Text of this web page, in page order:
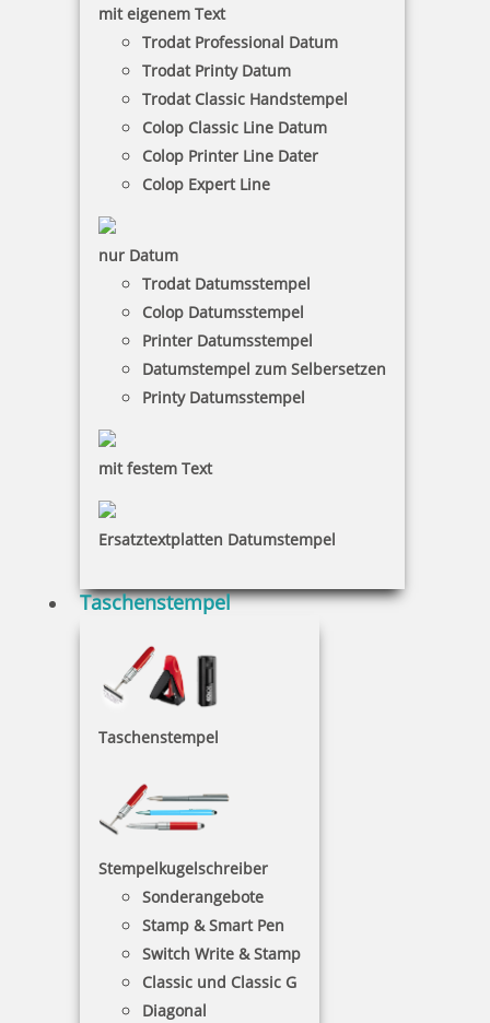
mit eigenem Text
Trodat Professional Datum
Trodat Printy Datum
Trodat Classic Handstempel
Colop Classic Line Datum
Colop Printer Line Dater
Colop Expert Line
nur Datum
Trodat Datumsstempel
Colop Datumsstempel
Printer Datumsstempel
Datumstempel zum Selbersetzen
Printy Datumsstempel
mit festem Text
Ersatztextplatten Datumstempel
Taschenstempel
Taschenstempel
Stempelkugelschreiber
Sonderangebote
Stamp & Smart Pen
Switch Write & Stamp
Classic und Classic G
Diagonal
Trodat Printy 4910-S mit Schlüsselanhänger
17,55 €
Jetzt gestalten
Trodat Printy 4911 zum Selbstgestalten 37 x 14 mm
17,30 €
Jetzt gestalten
Trodat Printy 4911 Pastell Edition